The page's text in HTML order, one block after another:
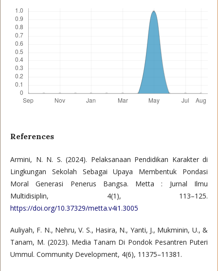
References
Armini, N. N. S. (2024). Pelaksanaan Pendidikan Karakter di
Lingkungan Sekolah Sebagai Upaya Membentuk Pondasi
Moral Generasi Penerus Bangsa. Metta : Jurnal Ilmu
Multidisiplin, 4(1), 113–125.
https://doi.org/10.37329/metta.v4i1.3005
Auliyah, F. N., Nehru, V. S., Hasira, N., Yanti, J., Mukminin, U., &
Tanam, M. (2023). Media Tanam Di Pondok Pesantren Puteri
Ummul. Community Development, 4(6), 11375–11381.